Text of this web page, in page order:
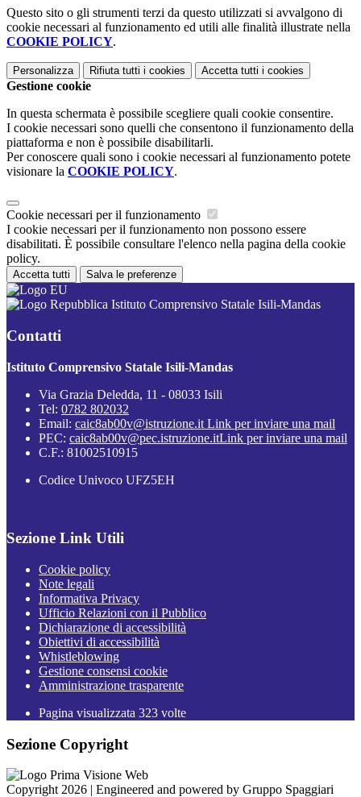
Questo sito o gli strumenti terzi da questo utilizzati si avvalgono di
cookie necessari al funzionamento ed utili alle finalità illustrate nella
COOKIE POLICY.
Personalizza Rifiuta tutti i cookies Accetta tutti i cookies
Gestione cookie
In questa schermata è possibile scegliere quali cookie consentire.
I cookie necessari sono quelli che consentono il funzionamento della
piattaforma e non è possibile disabilitarli.
Per conoscere quali sono i cookie necessari al funzionamento potete
visionare la COOKIE POLICY.
Cookie necessari per il funzionamento
I cookie necessari per il funzionamento non possono essere
disabilitati. È possibile consultare l'elenco nella pagina della cookie
policy.
Accetta tutti Salva le preferenze
Istituto Comprensivo Statale Isili-Mandas
Contatti
Istituto Comprensivo Statale Isili-Mandas
Via Grazia Deledda, 11 - 08033 Isili
Tel: 0782 802032
Email: caic8ab00v@istruzione.it Link per inviare una mail
PEC: caic8ab00v@pec.istruzione.itLink per inviare una mail
C.F.: 81002510915
Codice Univoco UFZ5EH
Sezione Link Utili
Cookie policy
Note legali
Informativa Privacy
Ufficio Relazioni con il Pubblico
Dichiarazione di accessibilità
Obiettivi di accessibilità
Whistleblowing
Gestione consensi cookie
Amministrazione trasparente
Pagina visualizzata 323 volte
Sezione Copyright
Copyright 2026 | Engineered and powered by Gruppo Spaggiari